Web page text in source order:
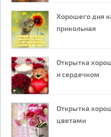
Хорошего дня
прикольная
Открытка
и сердечком
Открытка
цветами